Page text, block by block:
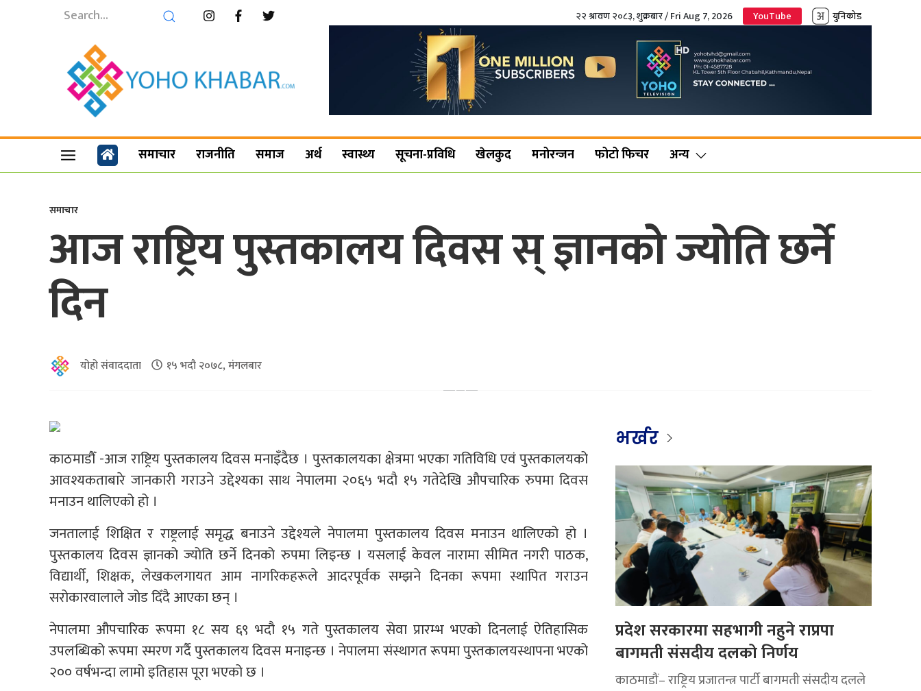
२२ श्रावण २०८३, शुक्रबार / Fri Aug 7, 2026 YouTube युनिकोड
समाचार राजनीति समाज अर्थ स्वास्थ्य सूचना-प्रविधि खेलकुद मनोरन्जन फोटो फिचर अन्य
समाचार
आज राष्ट्रिय पुस्तकालय दिवस स् ज्ञानको ज्योति छर्ने
दिन
योहो संवाददाता १५ भदौ २०७८, मंगलबार
काठमाडौँ -आज राष्ट्रिय पुस्तकालय दिवस मनाइँदैछ । पुस्तकालयका क्षेत्रमा भएका गतिविधि एवं पुस्तकालयको
आवश्यकताबारे जानकारी गराउने उद्देश्यका साथ नेपालमा २०६५ भदौ १५ गतेदेखि औपचारिक रुपमा दिवस
मनाउन थालिएको हो ।
जनतालाई शिक्षित र राष्ट्रलाई समृद्ध बनाउने उद्देश्यले नेपालमा पुस्तकालय दिवस मनाउन थालिएको हो ।
पुस्तकालय दिवस ज्ञानको ज्योति छर्ने दिनको रुपमा लिइन्छ । यसलाई केवल नारामा सीमित नगरी पाठक,
विद्यार्थी, शिक्षक, लेखकलगायत आम नागरिकहरूले आदरपूर्वक सम्झने दिनका रूपमा स्थापित गराउन
सरोकारवालाले जोड दिँदै आएका छन् ।
नेपालमा औपचारिक रूपमा १८ सय ६९ भदौ १५ गते पुस्तकालय सेवा प्रारम्भ भएको दिनलाई ऐतिहासिक
उपलब्धिको रूपमा स्मरण गर्दै पुस्तकालय दिवस मनाइन्छ । नेपालमा संस्थागत रूपमा पुस्तकालयस्थापना भएको
२०० वर्षभन्दा लामो इतिहास पूरा भएको छ ।
भर्खर
प्रदेश सरकारमा सहभागी नहुने राप्रपा
बागमती संसदीय दलको निर्णय
काठमाडौं– राष्ट्रिय प्रजातन्त्र पार्टी बागमती संसदीय दलले